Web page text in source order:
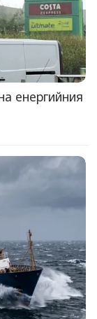
енергийния